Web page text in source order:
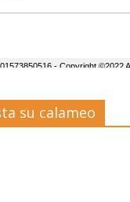
su calameo